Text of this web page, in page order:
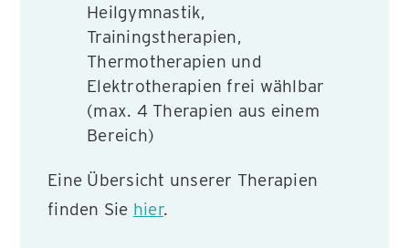
Heilgymnastik,
Trainingstherapien,
Thermotherapien und
Elektrotherapien frei wählbar
(max. 4 Therapien aus einem
Bereich)
Eine Übersicht unserer Therapien
finden Sie hier.